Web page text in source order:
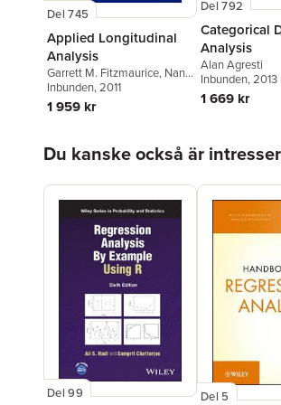
Del 745
Applied Longitudinal
Analysis
Garrett M. Fitzmaurice, Nan
M. Laird,James H. Ware
Inbunden, 2011
1 959 kr
Del 792
Categorical
Analysis
Alan Agresti
Inbunden, 2013
1 669 kr
Du kanske också är
Del 99 Del 5